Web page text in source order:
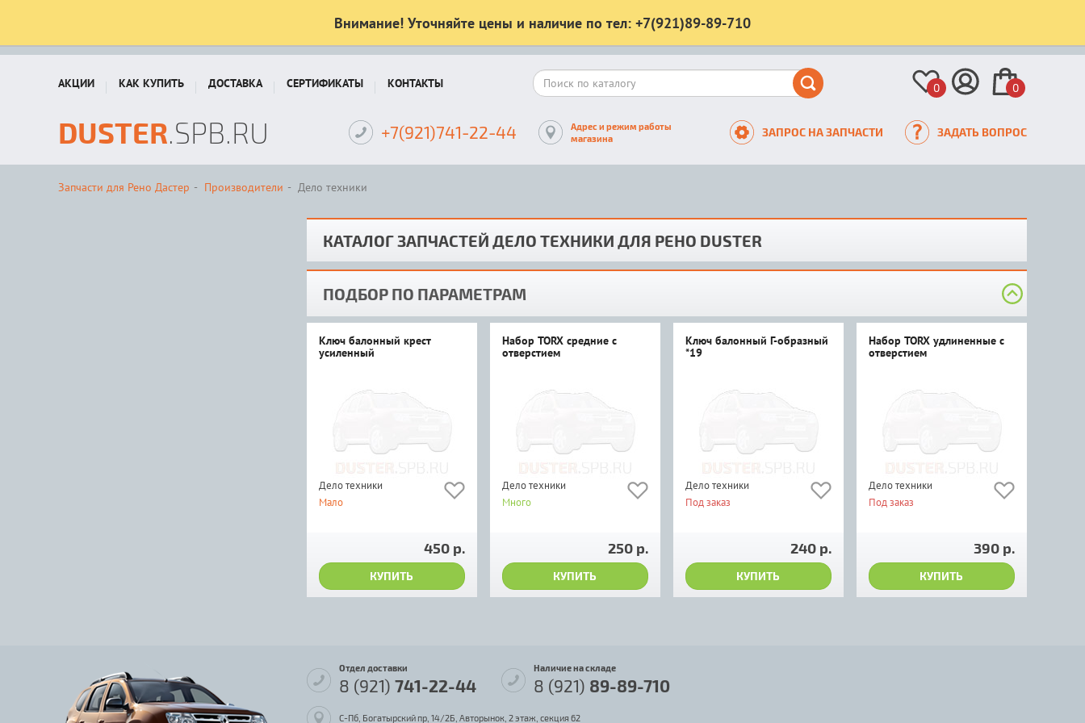
Внимание! Уточняйте цены и наличие по тел: +7(921)89-89-710
АКЦИИ КАК КУПИТЬ ДОСТАВКА СЕРТИФИКАТЫ КОНТАКТЫ 0 0
DUSTER.SPB.RU +7(921)741-22-44
Адрес и режим работы
магазина
ЗАПРОС НА ЗАПЧАСТИ ЗАДАТЬ ВОПРОС
Запчасти для Рено Дастер Производители Дело техники
КАТАЛОГ ЗАПЧАСТЕЙ ДЕЛО ТЕХНИКИ ДЛЯ РЕНО DUSTER
ПОДБОР ПО ПАРАМЕТРАМ
Ключ балонный крест
усиленный
Дело техники
Мало
450 р.
КУПИТЬ
Набор TORX средние c
отверстием
Дело техники
Много
250 р.
КУПИТЬ
Ключ балонный Г-образный
*19
Дело техники
Под заказ
240 р.
КУПИТЬ
Набор TORX удлиненные с
отверстием
Дело техники
Под заказ
390 р.
КУПИТЬ
Отдел доставки
8 (921) 741-22-44
Наличие на складе
8 (921) 89-89-710
С-Пб, Богатырский пр, 14/2Б, Авторынок, 2 этаж, секция 62